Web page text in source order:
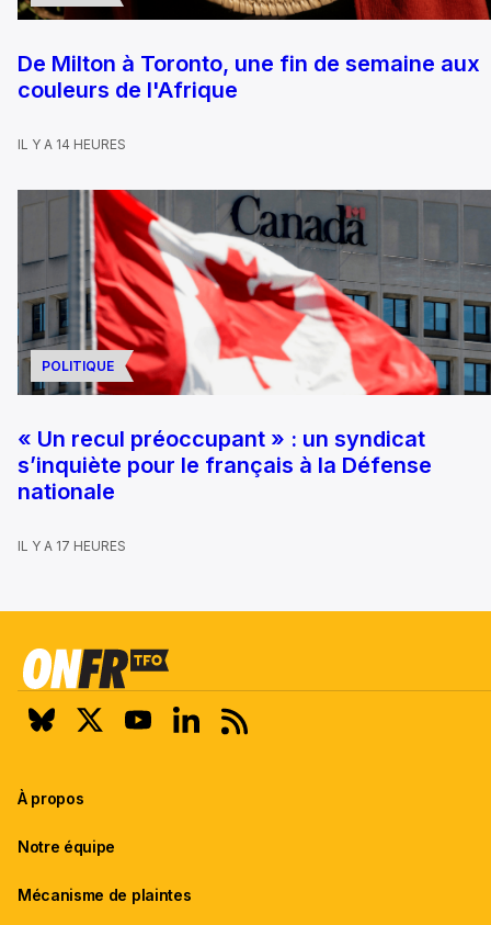
De Milton à Toronto, une fin de semaine aux
couleurs de l'Afrique
IL Y A 14 HEURES
POLITIQUE
« Un recul préoccupant » : un syndicat
s’inquiète pour le français à la Défense
nationale
IL Y A 17 HEURES
À propos
Notre équipe
Mécanisme de plaintes